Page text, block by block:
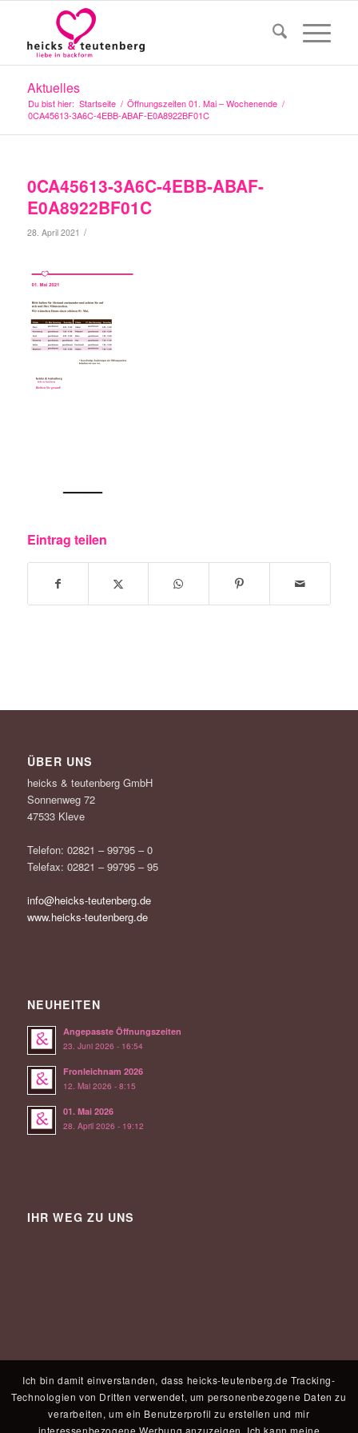
Aktuelles
Du bist hier: Startseite / Öffnungszeiten 01. Mai – Wochenende /
0CA45613-3A6C-4EBB-ABAF-E0A8922BF01C
0CA45613-3A6C-4EBB-ABAF-
E0A8922BF01C
28. April 2021 /
Eintrag teilen
ÜBER UNS
heicks & teutenberg GmbH
Sonnenweg 72
47533 Kleve
Telefon: 02821 – 99795 – 0
Telefax: 02821 – 99795 – 95
info@heicks-teutenberg.de
www.heicks-teutenberg.de
NEUHEITEN
Angepasste Öffnungszeiten
23. Juni 2026 - 16:54
Fronleichnam 2026
12. Mai 2026 - 8:15
01. Mai 2026
28. April 2026 - 19:12
IHR WEG ZU UNS
Ich bin damit einverstanden, dass heicks-teutenberg.de Tracking-
Technologien von Dritten verwendet, um personenbezogene Daten zu
verarbeiten, um ein Benutzerprofil zu erstellen und mir
interessenbezogene Werbung anzuzeigen. Ich kann meine